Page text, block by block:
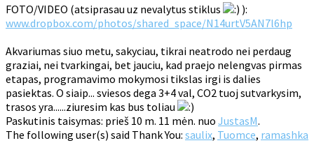
FOTO/VIDEO (atsiprasau uz nevalytus stiklus
):
www.dropbox.com/photos/shared_space/N14urtV5AN7l6hp
Akvariumas siuo metu, sakyciau, tikrai neatrodo nei perdaug
graziai, nei tvarkingai, bet jauciu, kad praejo nelengvas pirmas
etapas, programavimo mokymosi tikslas irgi is dalies
pasiektas. O siaip... sviesos dega 3+4 val, CO2 tuoj sutvarkysim,
trasos yra......ziuresim kas bus toliau
Paskutinis taisymas: prieš 10 m. 11 mėn. nuo JustasM.
The following user(s) said Thank You: saulix, Tuomce, ramashka